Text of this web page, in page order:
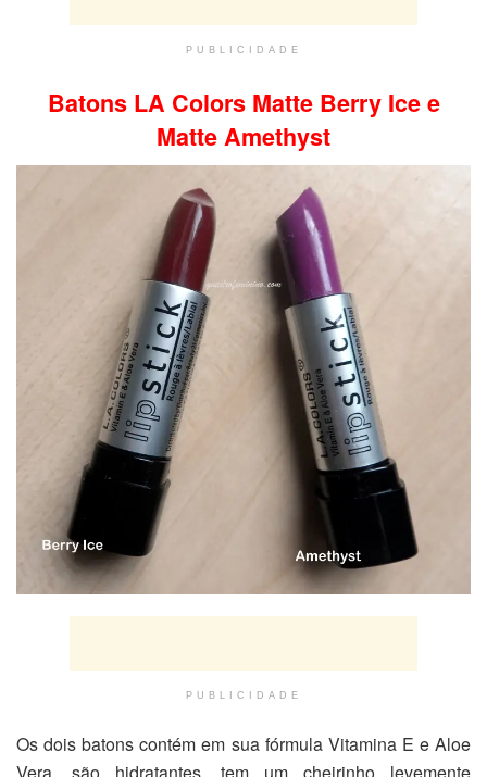
PUBLICIDADE
Batons LA Colors Matte Berry Ice e
Matte Amethyst
PUBLICIDADE
Os dois batons contém em sua fórmula Vitamina E e Aloe
Vera, são hidratantes, tem um cheirinho levemente